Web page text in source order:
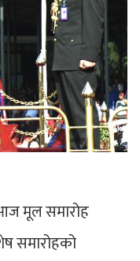
मूल समारोह
समारोहको